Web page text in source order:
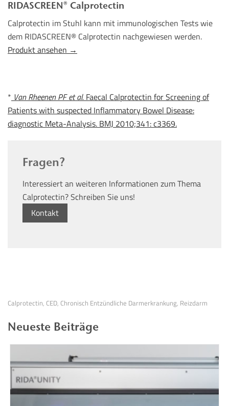
RIDASCREEN® Calprotectin
Calprotectin im Stuhl kann mit immunologischen Tests wie
dem RIDASCREEN® Calprotectin nachgewiesen werden.
Produkt ansehen →
* Van Rheenen PF et al. Faecal Calprotectin for Screening of
Patients with suspected Inflammatory Bowel Disease:
diagnostic Meta-Analysis. BMJ 2010;341: c3369.
Fragen?
Interessiert an weiteren Informationen zum Thema
Calprotectin? Schreiben Sie uns!
Kontakt
Calprotectin, CED, Chronisch Entzündliche Darmerkrankung, Reizdarm
Neueste Beiträge